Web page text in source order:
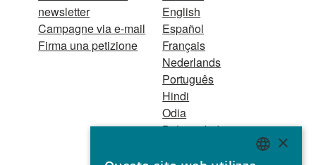
newsletter
Campagne via e-mail
Firma una petizione
English
Español
Français
Nederlands
Português
Hindi
Odia
Bahasa Indonesia
×